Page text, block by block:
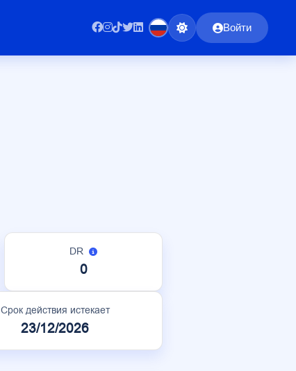
Войти
DR
0
Срок действия истекает
23/12/2026